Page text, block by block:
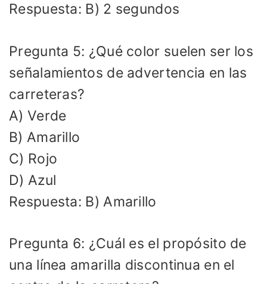
Respuesta: B) 2 segundos
Pregunta 5: ¿Qué color suelen ser los
señalamientos de advertencia en las
carreteras?
A) Verde
B) Amarillo
C) Rojo
D) Azul
Respuesta: B) Amarillo
Pregunta 6: ¿Cuál es el propósito de
una línea amarilla discontinua en el